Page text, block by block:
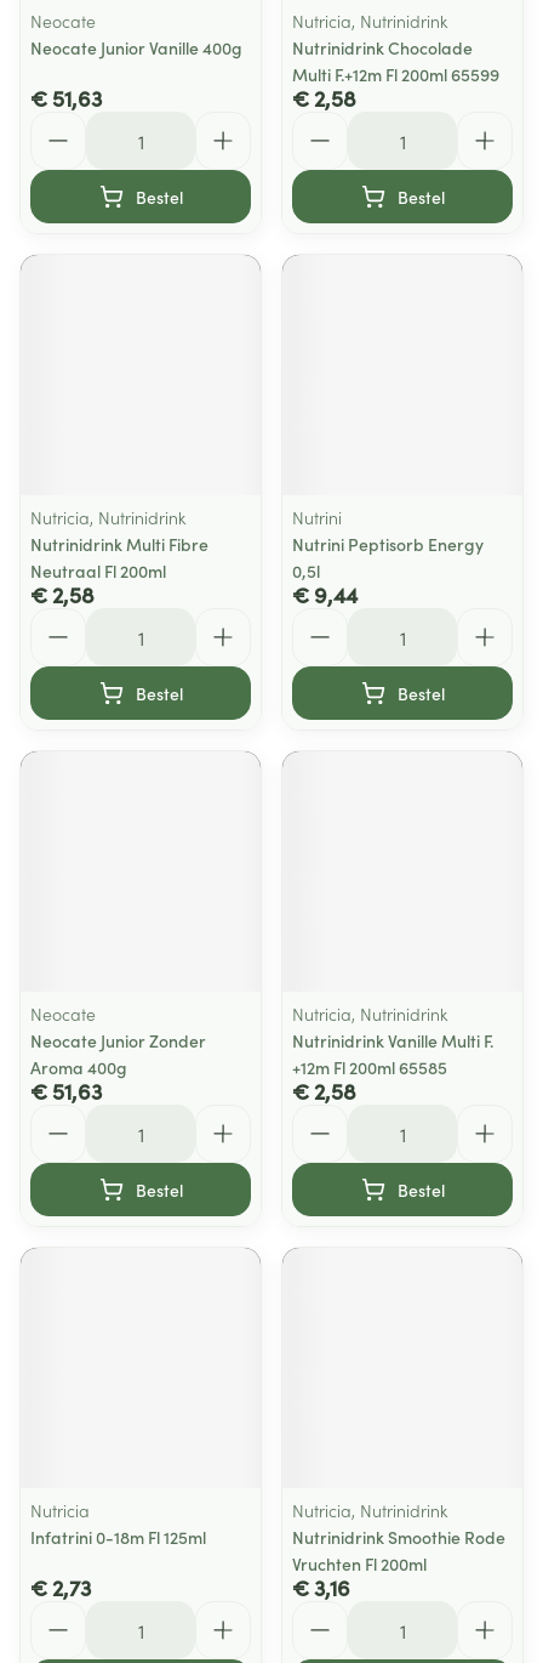
Neocate
Neocate Junior Vanille 400g
€ 51,63
Bestel
Nutricia, Nutrinidrink
Nutrinidrink Chocolade
Multi F.+12m Fl 200ml 65599
€ 2,58
Bestel
Nutricia, Nutrinidrink
Nutrinidrink Multi Fibre
Neutraal Fl 200ml
€ 2,58
Bestel
Nutrini
Nutrini Peptisorb Energy
0,5l
€ 9,44
Bestel
Neocate
Neocate Junior Zonder
Aroma 400g
€ 51,63
Bestel
Nutricia, Nutrinidrink
Nutrinidrink Vanille Multi F.
+12m Fl 200ml 65585
€ 2,58
Bestel
Nutricia
Infatrini 0-18m Fl 125ml
€ 2,73
Nutricia, Nutrinidrink
Nutrinidrink Smoothie Rode
Vruchten Fl 200ml
€ 3,16